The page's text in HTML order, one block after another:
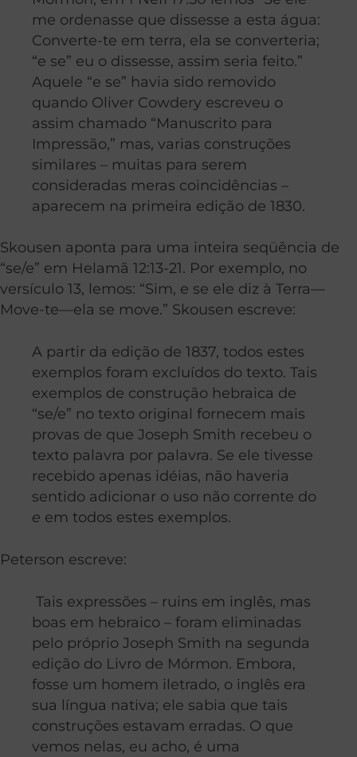
me ordenasse que dissesse a esta água:
Converte-te em terra, ela se converteria;
“e se” eu o dissesse, assim seria feito.”
Aquele “e se” havia sido removido
quando Oliver Cowdery escreveu o
assim chamado “Manuscrito para
Impressão,” mas, varias construções
similares – muitas para serem
consideradas meras coincidências –
aparecem na primeira edição de 1830.
Skousen aponta para uma inteira seqüência de
“se/e” em Helamã 12:13-21. Por exemplo, no
versículo 13, lemos: “Sim, e se ele diz à Terra—
Move-te—ela se move.” Skousen escreve:
A partir da edição de 1837, todos estes
exemplos foram excluídos do texto. Tais
exemplos de construção hebraica de
“se/e” no texto original fornecem mais
provas de que Joseph Smith recebeu o
texto palavra por palavra. Se ele tivesse
recebido apenas idéias, não haveria
sentido adicionar o uso não corrente do
e em todos estes exemplos.
Peterson escreve:
Tais expressões – ruins em inglês, mas
boas em hebraico – foram eliminadas
pelo próprio Joseph Smith na segunda
edição do Livro de Mórmon. Embora,
fosse um homem iletrado, o inglês era
sua língua nativa; ele sabia que tais
construções estavam erradas. O que
vemos nelas, eu acho, é uma